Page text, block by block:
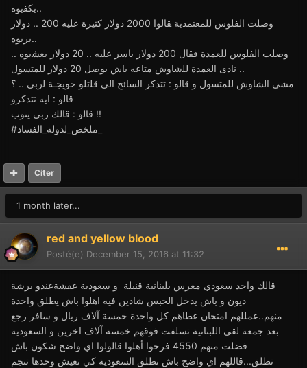
ﻳﻜﻔيوه..
ﻭﺻﻠﺖ ﺍﻟﻔﻠﻮﺱ ﻟﻠﻤﻌﺘﻤﺪﻳﺔ ﻘﺎﻟﻮﺍ 2000 ﺩﻭﻻﺭ ﻛﺜﻴﺮﺓ ﻋﻠﻴﻪ 200 .. ﺩﻭﻻﺭ
ﻳﺰيوه..
ﻭﺻﻠﺖ ﺍﻟﻔﻠﻮﺱ ﻟﻠﻌﻤﺪﺓ ﻓﻘﺎﻝ 200 ﺩﻭﻻﺭ ﻳﺎﺳﺮ ﻋﻠﻴﻪ .. 20 ﺩﻭﻻﺭ ﻳﻌﺸيوه ..
ﻧﺎﺩﻯ ﺍﻟﻌﻤﺪﺓ ﻟﻠشاوش ﻣﺘﺎﻋﻪ ﺑﺎﺵ ﻳﻮﺻﻞ 20 ﺩﻭﻻﺭ ﻟﻠﻤﺘﺴﻮﻝ ..
ﻣﺸﻰ الشاوش ﻟﻠﻤﺘﺴﻮﻝ ﻭ قالو : ﺗﺘﺬﻛﺮ ﺍﻟﺴﺎﺋﺢ ﺍﻟﻲ ﻗﻠتلو حويجـة ﻟربي .. ؟
ﻗﺎﻟو : ﺍﻳﻪ ﻧﺘﺬﻛﺮو
ﻗﺎﻟو : ﻗﺎﻟﻚ ﺭﺑﻲ ﻳﻨﻮﺏ !!
Citer
1 month later...
red and yellow blood
Posté(e) December 15, 2016 at 11:32
قالك واحد سعودي معرس بلبنانية قنبلة و سعودية عفشةعندو برشة
ديون و باش يدخل الحبس شادين فيه اهلوا باش يطلق واحدة
منهم..عمللهم امتحان عطاهم كل واحدة خمسة آلاف ريال و سافر رجع
بعد جمعة لقى اللبنانية تسلفت فوقهم خمسة آلاف اخرين و السعودية
فضلت منهم 4550 فرحوا أهلوا قالولوا اي واضح شكون باش
تطلق...قاللهم اي واضح باش نطلق السعودية كي تعيش وحدها تنجم